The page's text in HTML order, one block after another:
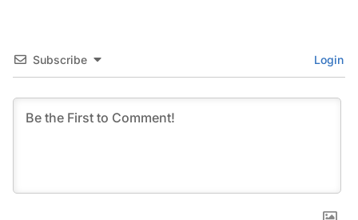
Subscribe Login